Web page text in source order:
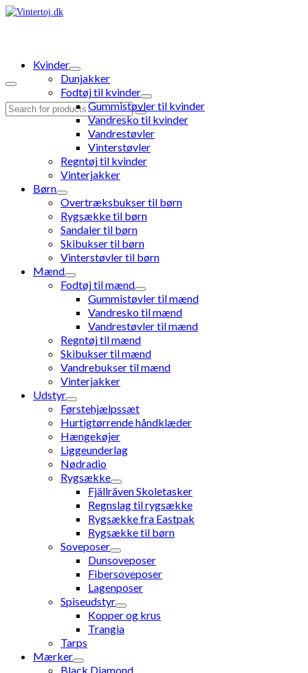
Search
Kvinder
Dunjakker
Fodtøj til kvinder
Gummistøvler til kvinder
Vandresko til kvinder
Vandrestøvler
Vinterstøvler
Regntøj til kvinder
Vinterjakker
Børn
Overtræksbukser til børn
Rygsække til børn
Sandaler til børn
Skibukser til børn
Vinterstøvler til børn
Mænd
Fodtøj til mænd
Gummistøvler til mænd
Vandresko til mænd
Vandrestøvler til mænd
Regntøj til mænd
Skibukser til mænd
Vandrebukser til mænd
Vinterjakker
Udstyr
Førstehjælpssæt
Hurtigtørrende håndklæder
Hængekøjer
Liggeunderlag
Nødradio
Rygsække
Fjällräven Skoletasker
Regnslag til rygsække
Rygsække fra Eastpak
Rygsække til børn
Soveposer
Dunsoveposer
Fibersoveposer
Lagenposer
Spiseudstyr
Kopper og krus
Trangia
Tarps
Mærker
Black Diamond